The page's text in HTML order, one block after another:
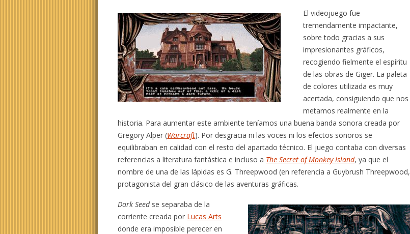
El videojuego fue
tremendamente impactante,
sobre todo gracias a sus
impresionantes gráficos,
recogiendo fielmente el espíritu
de las obras de Giger. La paleta
de colores utilizada es muy
acertada, consiguiendo que nos
metamos realmente en la
historia. Para aumentar este ambiente teníamos una buena banda sonora creada por
Gregory Alper (Warcraft). Por desgracia ni las voces ni los efectos sonoros se
equilibraban en calidad con el resto del apartado técnico. El juego contaba con diversas
referencias a literatura fantástica e incluso a The Secret of Monkey Island, ya que el
nombre de una de las lápidas es G. Threepwood (en referencia a Guybrush Threepwood,
protagonista del gran clásico de las aventuras gráficas.
Dark Seedse separaba de la
corriente creada por Lucas Arts
donde era imposible perecer en